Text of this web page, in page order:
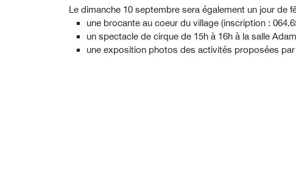
Le dimanche 10 septembre sera également un jour de
une brocante au coeur du village (inscription :
un spectacle de cirque de 15h à 16h à la salle
une exposition photos des activités proposées